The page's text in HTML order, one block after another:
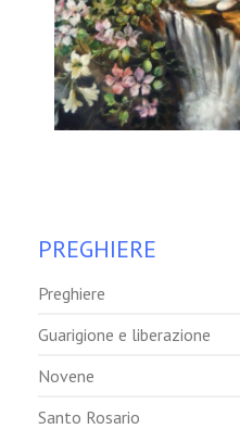
PREGHIERE
Preghiere
Guarigione e liberazione
Novene
Santo Rosario